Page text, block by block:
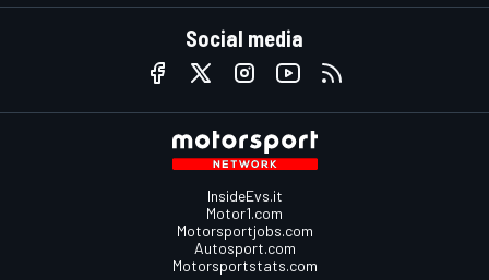
Social media
InsideEvs.it
Motor1.com
Motorsportjobs.com
Autosport.com
Motorsportstats.com